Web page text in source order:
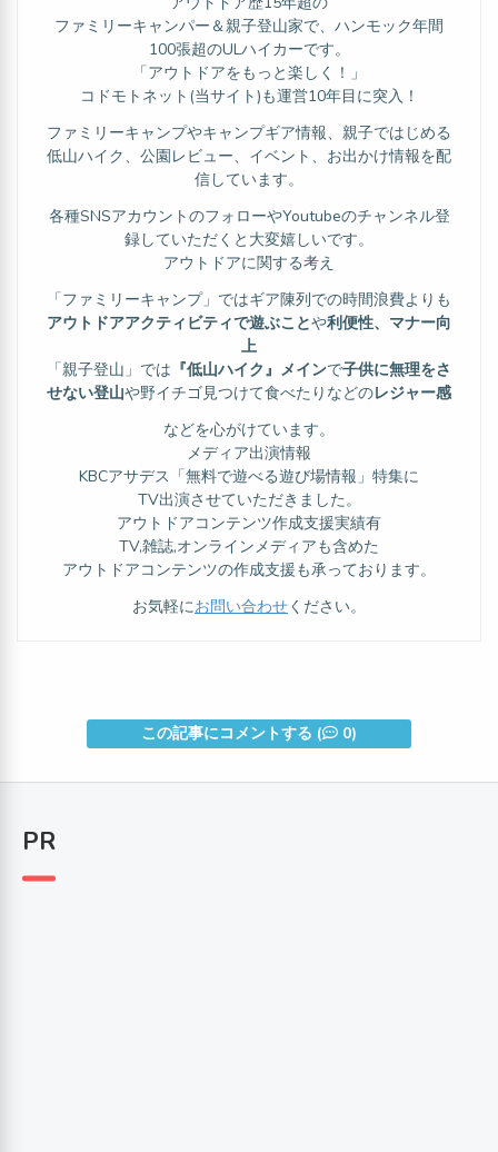
ファミリーキャンパー＆親子登山家で、ハンモック年間
100張超のULハイカーです。
「アウトドアをもっと楽しく！」
コドモトネット(当サイト)も運営10年目に突入！
ファミリーキャンプやキャンプギア情報、親子ではじめる
低山ハイク、公園レビュー、イベント、お出かけ情報を配
信しています。
各種SNSアカウントのフォローやYoutubeのチャンネル登
録していただくと大変嬉しいです。
アウトドアに関する考え
「ファミリーキャンプ」ではギア陳列での時間浪費よりも
アウトドアアクティビティで遊ぶことや利便性、マナー向
上
「親子登山」では 『低山ハイク』メインで子供に無理をさ
せない登山や野イチゴ見つけて食べたりなどのレジャー感
などを心がけています。
メディア出演情報
KBCアサデス「無料で遊べる遊び場情報」特集に
TV出演させていただきました。
アウトドアコンテンツ作成支援実績有
TV,雑誌,オンラインメディアも含めた
アウトドアコンテンツの作成支援も承っております。
お気軽にお問い合わせください。
この記事にコメントする ( 0)
PR